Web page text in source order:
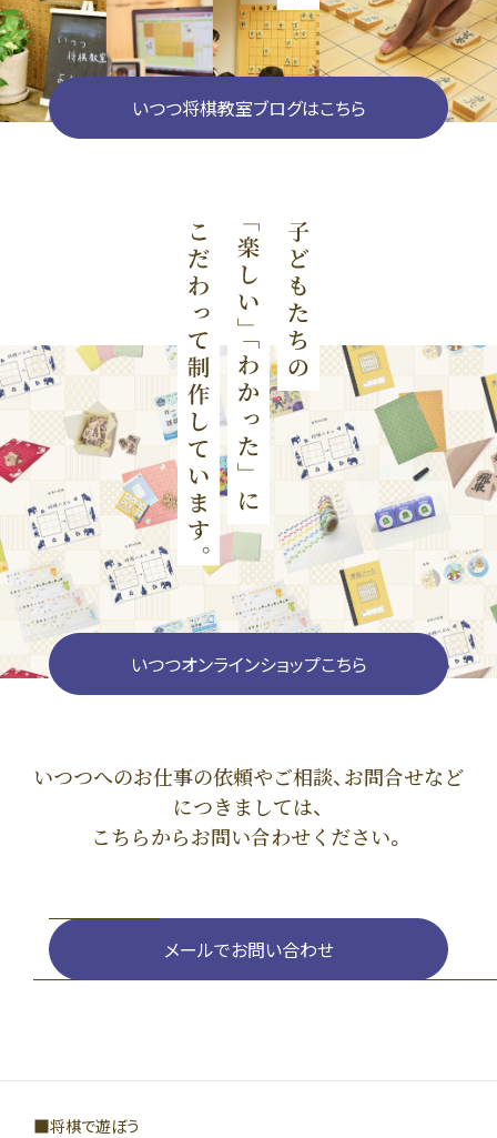
いつつ将棋教室ブログはこちら
いつつオンラインショップこちら
いつつへのお仕事の依頼やご相談、お問合せなど
につきましては、
こちらからお問い合わせください。
メールでお問い合わせ
将棋で遊ぼう